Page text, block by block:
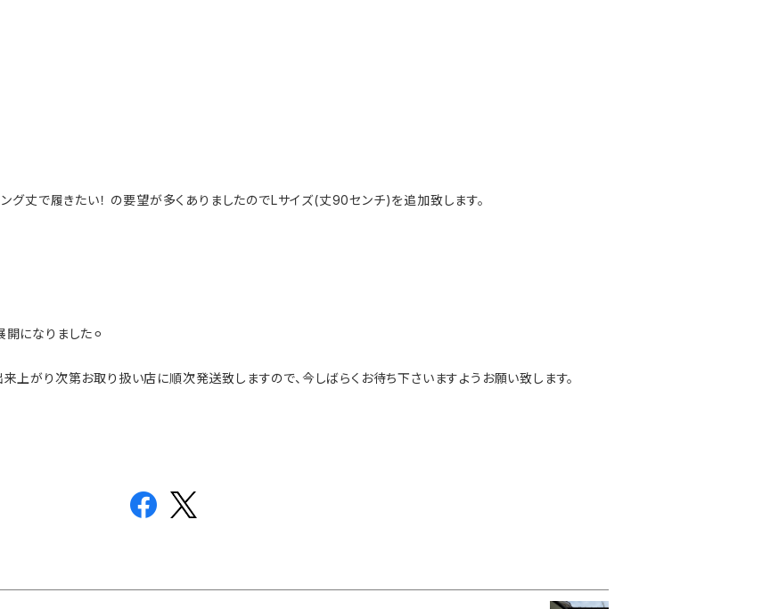
グ丈で履きたい！ の要望が多くありましたのでLサイズ(丈90センチ)を追加致します。
になりました⚪︎
上がり次第お取り扱い店に順次発送致しますので、今しばらくお待ち下さいますようお願い致します。